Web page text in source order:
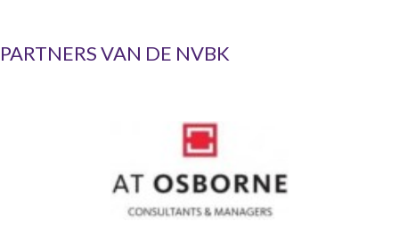
PARTNERS VAN DE NVBK